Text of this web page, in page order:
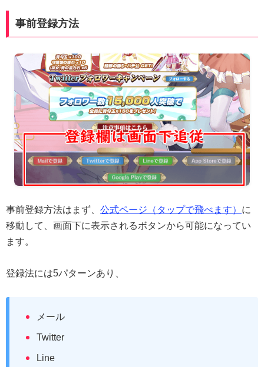
事前登録方法
事前登録方法はまず、 公式ページ（タップで飛べます）
移動して、画面下に表示されるボタンから可能になってい
ます。
登録法には5パターンあり、
メール
Twitter
Line